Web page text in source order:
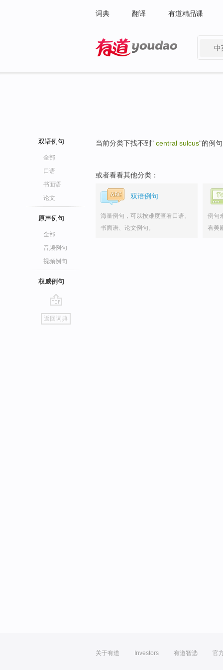
词典 翻译 有道精品课
中
双语例句
全部
口语
书面语
论文
原声例句
全部
音频例句
视频例句
权威例句
go
top
返回词典
当前分类下找不到" central sulcus"的例句
或者看看其他分类：
双语例句
海量例句，可以按难度查看口语、
书面语、论文例句。
例句
看美
关于有道 Investors 有道智选 官